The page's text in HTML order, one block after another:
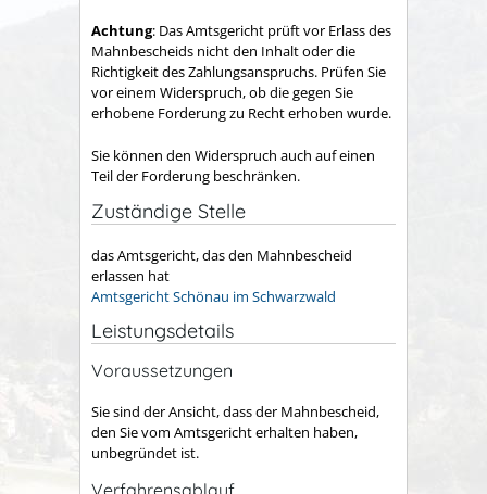
Achtung: Das Amtsgericht prüft vor Erlass des
Mahnbescheids nicht den Inhalt oder die
Richtigkeit des Zahlungsanspruchs. Prüfen Sie
vor einem Widerspruch, ob die gegen Sie
erhobene Forderung zu Recht erhoben wurde.
Sie können den Widerspruch auch auf einen
Teil der Forderung beschränken.
Zuständige Stelle
das Amtsgericht, das den Mahnbescheid
erlassen hat
Amtsgericht Schönau im Schwarzwald
Leistungsdetails
Voraussetzungen
Sie sind der Ansicht,dass der Mahnbescheid,
den Sie vom Amtsgericht erhalten haben,
unbegründet ist.
Verfahrensablauf